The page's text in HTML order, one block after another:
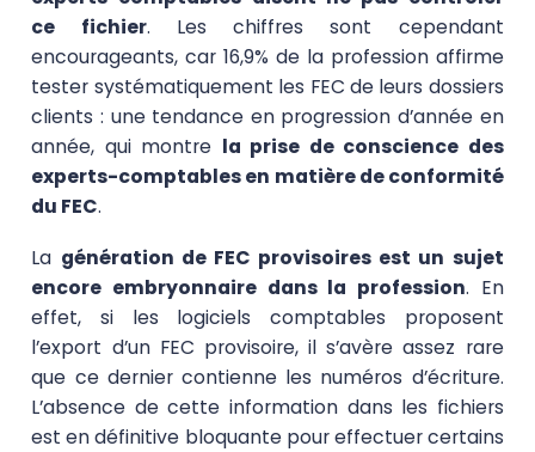
ce fichier. Les chiffres sont cependant
encourageants, car 16,9% de la profession affirme
tester systématiquement les FEC de leurs dossiers
clients : une tendance en progression d’année en
année, qui montre la prise de conscience des
experts-comptables en matière de conformité
du FEC.
La génération de FEC provisoires est un sujet
encore embryonnaire dans la profession. En
effet, si les logiciels comptables proposent
l’export d’un FEC provisoire, il s’avère assez rare
que ce dernier contienne les numéros d’écriture.
L’absence de cette information dans les fichiers
est en définitive bloquante pour effectuer certains